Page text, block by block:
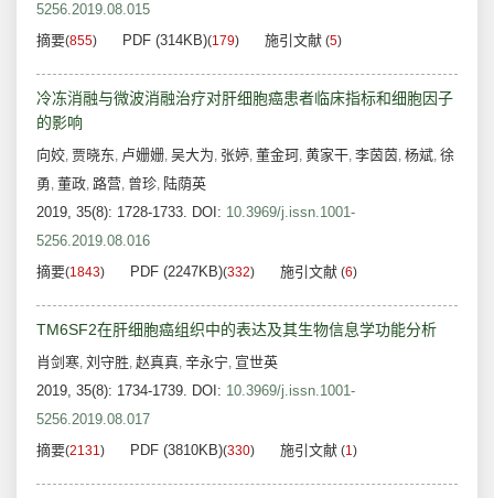
5256.2019.08.015
摘要(855) PDF (314KB)(179) 施引文献 (5)
冷冻消融与微波消融治疗对肝细胞癌患者临床指标和细胞因子
的影响
向姣, 贾晓东, 卢姗姗, 吴大为, 张婷, 董金珂, 黄家干, 李茵茵, 杨斌, 徐
勇, 董政, 路营, 曾珍, 陆荫英
2019, 35(8): 1728-1733. DOI: 10.3969/j.issn.1001-
5256.2019.08.016
摘要(1843) PDF (2247KB)(332) 施引文献 (6)
TM6SF2在肝细胞癌组织中的表达及其生物信息学功能分析
肖剑寒, 刘守胜, 赵真真, 辛永宁, 宣世英
2019, 35(8): 1734-1739. DOI: 10.3969/j.issn.1001-
5256.2019.08.017
摘要(2131) PDF (3810KB)(330) 施引文献 (1)